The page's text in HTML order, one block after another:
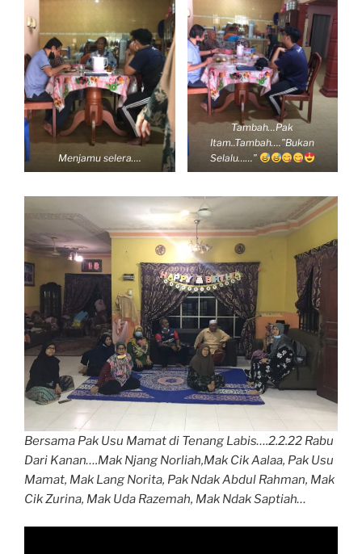
Menjamu selera….
Tambah…Pak
Itam..Tambah….”Bukan
Selalu……”
Bersama Pak Usu Mamat di Tenang Labis….2.2.22 Rabu
Dari Kanan….Mak Njang Norliah,Mak Cik Aalaa, Pak Usu
Mamat, Mak Lang Norita, Pak Ndak Abdul Rahman, Mak
Cik Zurina, Mak Uda Razemah, Mak Ndak Saptiah…